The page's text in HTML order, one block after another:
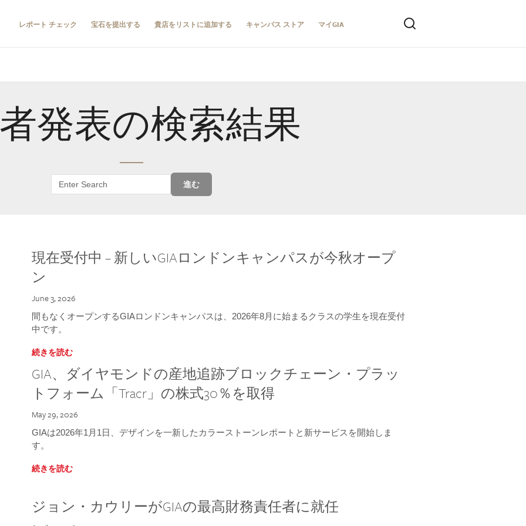
レポート チェック 宝石を提出する 貴店をリストに追加する キャンパス ストア マイGIA
発表の検索結果
進む
現在受付中 – 新しいGIAロンドンキャンパスが今秋オープ
ン
June 3, 2026
間もなくオープンするGIAロンドンキャンパスは、2026年8月に始まるクラスの学生を現在受付
中です。
続きを読む
GIA、ダイヤモンドの産地追跡ブロックチェーン・プラッ
トフォーム「Tracr」の株式30％を取得
May 29, 2026
GIAは2026年1月1日、デザインを一新したカラーストーンレポートと新サービスを開始しま
す。
続きを読む
ジョン・カウリーがGIAの最高財務責任者に就任